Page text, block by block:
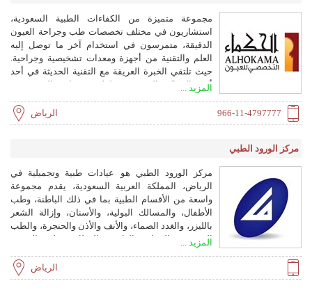
مجموعة متميزة من الكفاءات الطبية السعودية،
استشاريون في مختلف تخصصات طب وجراحة العيون
الدقيقة، متمرسون في استخدام آخر ما توصل إليه
العلم والتقنية من أجهزة ومعدات تشخيصية وجراحية.
حيث تلتقي الخبرة العريقة مع التقنية الحديثة في أحد
أكبر المراكز المتخصصة لطب وجراحة العيون في
المزيد ...
966-11-4797777 الرياض
مركز الورود الطبي
مركز الورود الطبي هو عيادات طبية وتجميلية في
الرياض، المملكة العربية السعودية، يقدم مجموعة
واسعة من الأقسام الطبية بما في ذلك الباطنة، وطب
الأطفال، والمسالك البولية، والأسنان، وإزالة الشعر
بالليزر، والغدد الصماء، والأنف والأذن والحنجرة، والطب
النفسي، والجراحة العامة، والعظام، وطب العيون،
والمختبر، والأمراض الجلدية، وغيرها. يوفر المركز
خدمات إلكترونية مثل فحص الإقامة، وفحص رخصة
المزيد ...
الرياض